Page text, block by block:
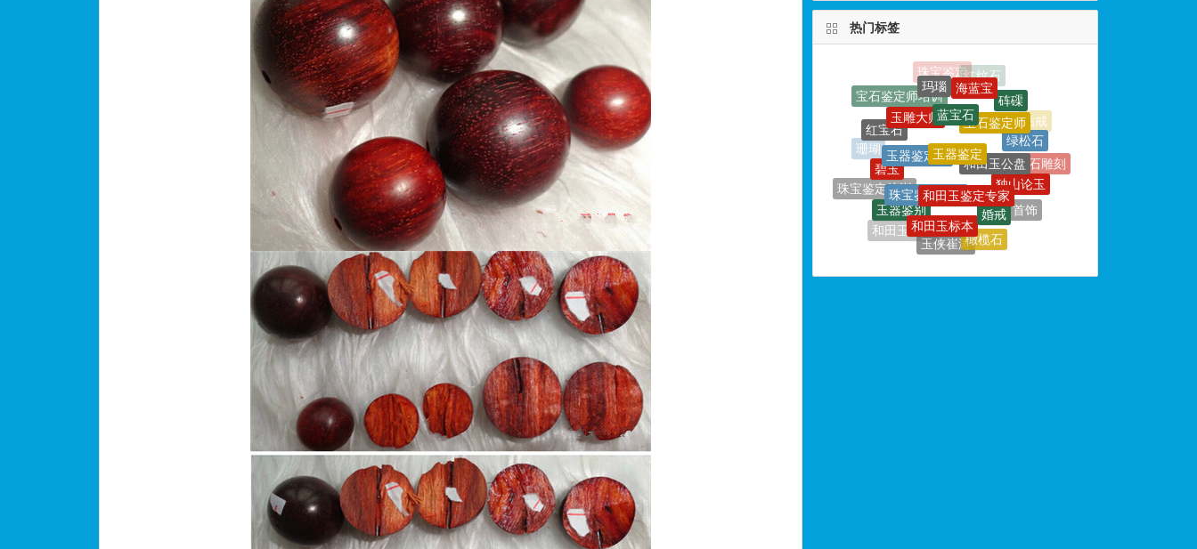
热门标签
珊瑚
红宝石
玉雕大师
蓝宝石
玉石鉴定师
绿松石
玉石雕刻
碧玺
绿宝石
石榴石
南阳玉雕大师
宝石
戒指
珠宝鉴定培训
碧玉
玉器鉴定师玉器鉴定
和田玉公盘
独山论玉
首饰
摩根石
珠宝
卡地亚
和田玉鉴定
玉器鉴别
珠宝鉴定学校
和田玉鉴定专家
婚戒
橄榄石
玉侠崔涛
和田玉标本